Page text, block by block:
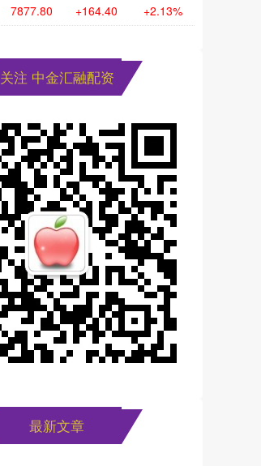
7877.80 +164.40 +2.13%
关注 中金汇融配资
最新文章